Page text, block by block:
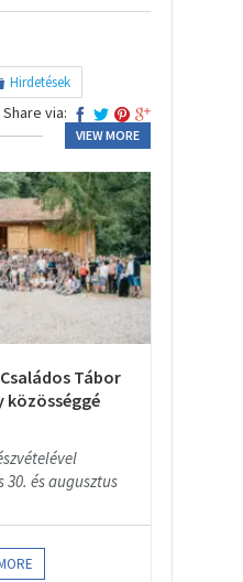
Hirdetések
Share via:
VIEW MORE
Tábor
közösséggé
és augusztus